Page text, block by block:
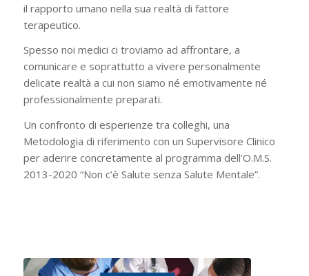
il rapporto umano nella sua realtà di fattore
terapeutico.
Spesso noi medici ci troviamo ad affrontare, a
comunicare e soprattutto a vivere personalmente
delicate realtà a cui non siamo né emotivamente né
professionalmente preparati.
Un confronto di esperienze tra colleghi, una
Metodologia di riferimento con un Supervisore Clinico
per aderire concretamente al programma dell’O.M.S.
2013-2020 “Non c’è Salute senza Salute Mentale”.